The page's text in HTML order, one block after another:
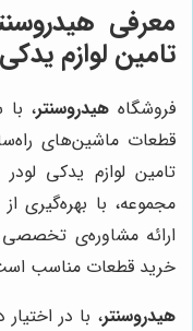
معرفی
تامین لوازم
فروشگاه هیدروسنتر،
قطعات ماشین‌های
تامین لوازم یدکی
مجموعه، با بهره‌گیری
ارائه مشاوره‌ی تخصصی
خرید قطعات مناسب
هیدروسنتر، با در